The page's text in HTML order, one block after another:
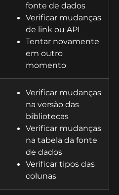
fonte de dados
Verificar mudanças
de link ou API
Tentar novamente
em outro
momento
Verificar mudanças
na versão das
bibliotecas
Verificar mudanças
na tabela da fonte
de dados
Verificar tipos das
colunas